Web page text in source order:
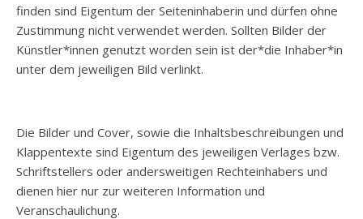
finden sind Eigentum der Seiteninhaberin und dürfen ohne
Zustimmung nicht verwendet werden. Sollten Bilder der
Künstler*innen genutzt worden sein ist der*die Inhaber*in
unter dem jeweiligen Bild verlinkt.
Die Bilder und Cover, sowie die Inhaltsbeschreibungen und
Klappentexte sind Eigentum des jeweiligen Verlages bzw.
Schriftstellers oder andersweitigen Rechteinhabers und
dienen hier nur zur weiteren Information und
Veranschaulichung.